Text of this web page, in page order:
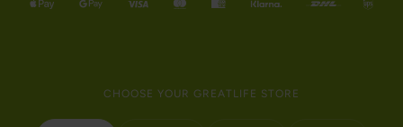
CHOOSE YOUR GREATLIFE STORE